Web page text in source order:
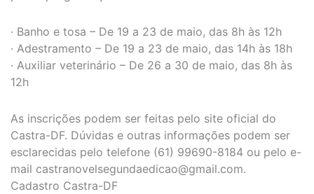
· Banho e tosa – De 19 a 23 de maio, das 8h às 12h
· Adestramento – De 19 a 23 de maio, das 14h às 18h
· Auxiliar veterinário – De 26 a 30 de maio, das 8h às
12h
As inscrições podem ser feitas pelo site oficial do
Castra-DF. Dúvidas e outras informações podem ser
esclarecidas pelo telefone (61) 99690-8184 ou pelo e-
mail castranovelsegundaedicao@gmail.com.
Cadastro Castra-DF